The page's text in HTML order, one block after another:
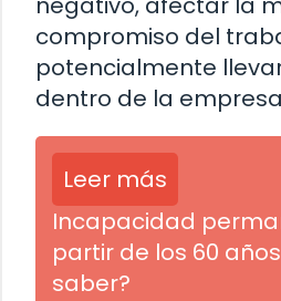
compromiso del
potencialmente
dentro de la
Leer más
Incapacidad
partir de los 60
saber?